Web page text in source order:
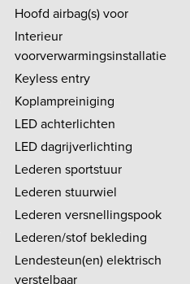
Hoofd airbag(s) voor
Interieur
voorverwarmingsinstallatie
Keyless entry
Koplampreiniging
LED achterlichten
LED dagrijverlichting
Lederen sportstuur
Lederen stuurwiel
Lederen versnellingspook
Lederen/stof bekleding
Lendesteun(en) elektrisch
verstelbaar